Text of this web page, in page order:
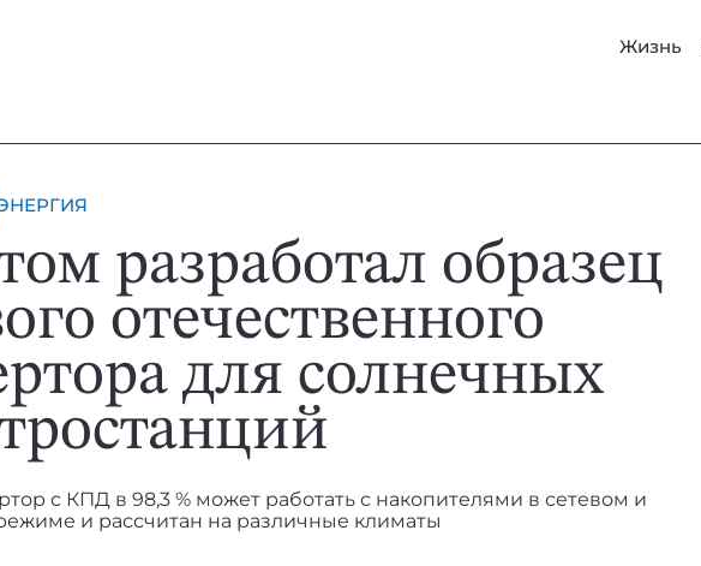
Жизнь
разработал образец
отечественного
для солнечных
с КПД в 98,3 % может работать с накопителями в сетевом и
и рассчитан на различные климаты